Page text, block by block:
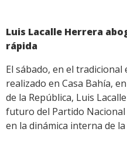
Luis Lacalle Herrera
rápida
El sábado, en el
realizado en Casa Bahía,
de la República, Luis
futuro del Partido
en la dinámica interna de la